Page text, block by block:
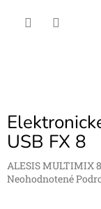
USB FX 8
ALESIS MULTIMIX
Priemerné
Neohodnotené